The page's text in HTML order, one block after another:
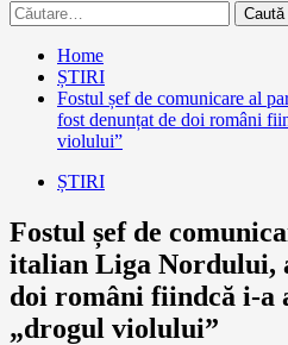
Caută
după:
Home
ȘTIRI
Fostul șef de comunicare al
fost denunțat de doi români
violului”
ȘTIRI
Fostul șef de
italian Liga Nordului,
doi români fiindcă i-a
„drogul violului”